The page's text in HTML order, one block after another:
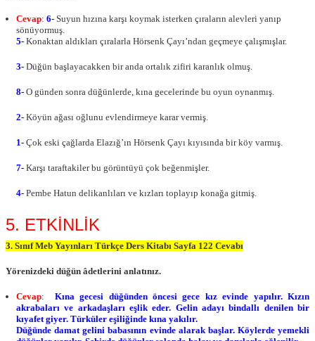
Cevap: 6- Suyun hızına karşı koymak isterken çıraların alevleri yanıp
sönüyormuş.
5- Konaktan aldıkları çıralarla Hörsenk Çayı’ndan geçmeye çalışmışlar.
3- Düğün başlayacakken bir anda ortalık zifiri karanlık olmuş.
8- O günden sonra düğünlerde, kına gecelerinde bu oyun oynanmış.
2- Köyün ağası oğlunu evlendirmeye karar vermiş.
1- Çok eski çağlarda Elazığ’ın Hörsenk Çayı kıyısında bir köy varmış.
7- Karşı taraftakiler bu görüntüyü çok beğenmişler.
4- Pembe Hatun delikanlıları ve kızları toplayıp konağa gitmiş.
5. ETKİNLİK
3. Sınıf Meb Yayınları Türkçe Ders Kitabı Sayfa 122 Cevabı
Yörenizdeki düğün âdetlerini anlatınız.
Cevap: Kına gecesi düğünden öncesi gece kız evinde yapılır. Kızın
akrabaları ve arkadaşları eşlik eder. Gelin adayı bindallı denilen bir
kıyafet giyer. Türküler eşiliğinde kına yakılır.
Düğünde damat gelini babasının evinde alarak başlar. Köylerde yemekli